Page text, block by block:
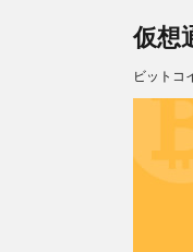
仮想
ビットコ